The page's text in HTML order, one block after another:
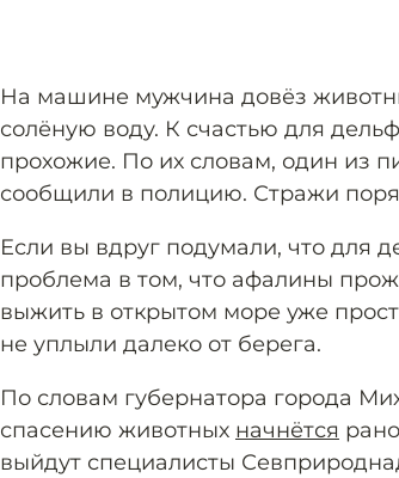
На машине мужчина довёз
солёную воду. К счастью для
прохожие. По их словам, один из
сообщили в полицию. Стражи
Если вы вдруг подумали, что для
проблема в том, что афалины
выжить в открытом море уже
не уплыли далеко от берега.
По словам губернатора города
спасению животных начнётся
выйдут специалисты